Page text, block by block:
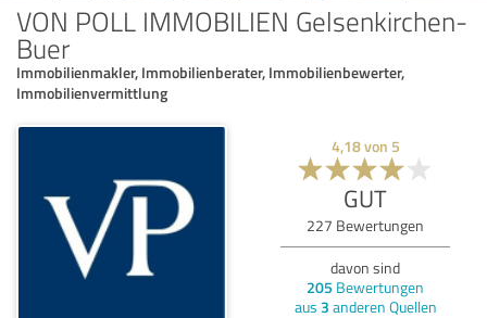
VON POLL IMMOBILIEN Gelsenkirchen-
Buer
Immobilienmakler, Immobilienberater, Immobilienbewerter,
Immobilienvermittlung
4,18von 5
GUT
227 Bewertungen
davon sind
205 Bewertungen
aus 3 anderen Quellen